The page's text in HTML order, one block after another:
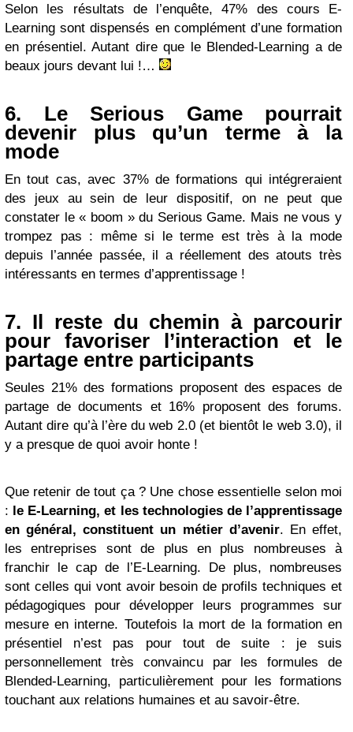
Selon les résultats de l’enquête, 47% des cours E-
Learning sont dispensés en complément d’une formation
en présentiel. Autant dire que le Blended-Learning a de
beaux jours devant lui !…
6. Le Serious Game pourrait
devenir plus qu’un terme à la
mode
En tout cas, avec 37% de formations qui intégreraient
des jeux au sein de leur dispositif, on ne peut que
constater le « boom » du Serious Game. Mais ne vous y
trompez pas : même si le terme est très à la mode
depuis l’année passée, il a réellement des atouts très
intéressants en termes d’apprentissage !
7. Il reste du chemin à parcourir
pour favoriser l’interaction et le
partage entre participants
Seules 21% des formations proposent des espaces de
partage de documents et 16% proposent des forums.
Autant dire qu’à l’ère du web 2.0 (et bientôt le web 3.0), il
y a presque de quoi avoir honte !
Que retenir de tout ça ? Une chose essentielle selon moi
: le E-Learning, et les technologies de l’apprentissage
en général, constituent un métier d’avenir. En effet,
les entreprises sont de plus en plus nombreuses à
franchir le cap de l’E-Learning. De plus, nombreuses
sont celles qui vont avoir besoin de profils techniques et
pédagogiques pour développer leurs programmes sur
mesure en interne. Toutefois la mort de la formation en
présentiel n’est pas pour tout de suite : je suis
personnellement très convaincu par les formules de
Blended-Learning, particulièrement pour les formations
touchant aux relations humaines et au savoir-être.